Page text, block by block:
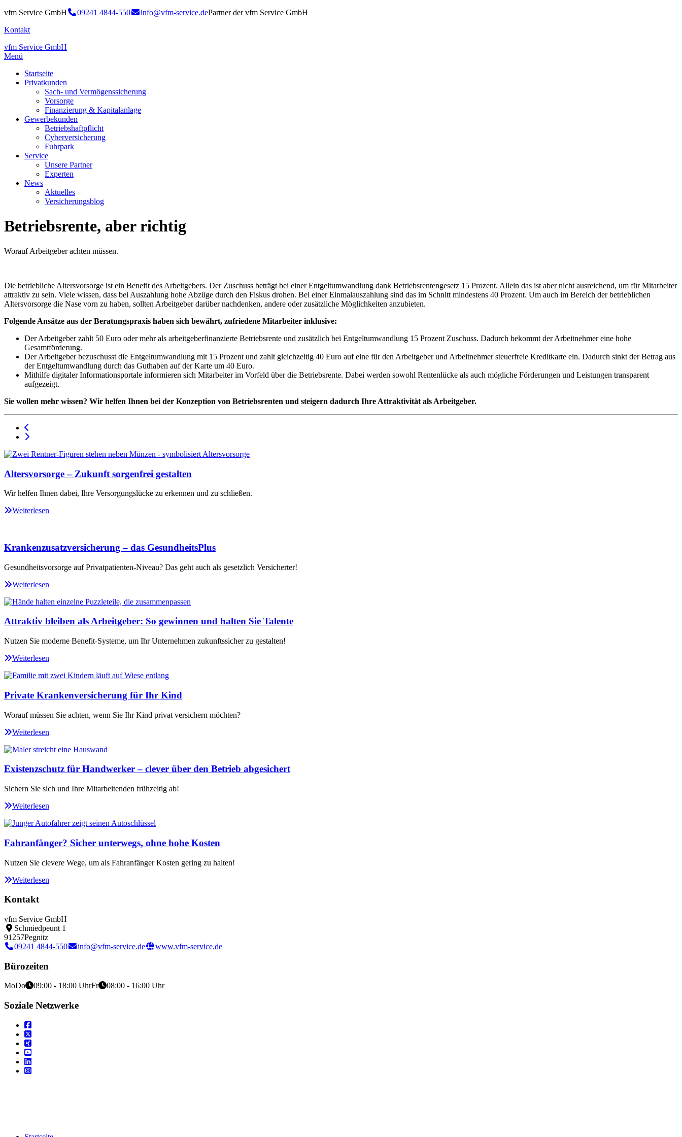
vfm Service GmbH 09241 4844-550 info@vfm-service.dePartner der vfm Service GmbH
Kontakt
vfm Service GmbH
Menü
Startseite
Privatkunden
Sach- und Vermögenssicherung
Vorsorge
Finanzierung & Kapitalanlage
Gewerbekunden
Betriebshaftpflicht
Cyberversicherung
Fuhrpark
Service
Unsere Partner
Experten
News
Aktuelles
Versicherungsblog
Betriebsrente, aber richtig
Worauf Arbeitgeber achten müssen.
Die betriebliche Altersvorsorge ist ein Benefit des Arbeitgebers. Der Zuschuss beträgt bei einer Entgeltumwandlung dank Betriebsrentengesetz 15 Prozent. Allein das ist aber nicht ausreichend, um für Mitarbeiter
attraktiv zu sein. Viele wissen, dass bei Auszahlung hohe Abzüge durch den Fiskus drohen. Bei einer Einmalauszahlung sind das im Schnitt mindestens 40 Prozent. Um auch im Bereich der betrieblichen
Altersvorsorge die Nase vorn zu haben, sollten Arbeitgeber darüber nachdenken, andere oder zusätzliche Möglichkeiten anzubieten.
Folgende Ansätze aus der Beratungspraxis haben sich bewährt, zufriedene Mitarbeiter inklusive:
Der Arbeitgeber zahlt 50 Euro oder mehr als arbeitgeberfinanzierte Betriebsrente und zusätzlich bei Entgeltumwandlung 15 Prozent Zuschuss. Dadurch bekommt der Arbeitnehmer eine hohe
Gesamtförderung.
Der Arbeitgeber bezuschusst die Entgeltumwandlung mit 15 Prozent und zahlt gleichzeitig 40 Euro auf eine für den Arbeitgeber und Arbeitnehmer steuerfreie Kreditkarte ein. Dadurch sinkt der Betrag aus
der Entgeltumwandlung durch das Guthaben auf der Karte um 40 Euro.
Mithilfe digitaler Informationsportale informieren sich Mitarbeiter im Vorfeld über die Betriebsrente. Dabei werden sowohl Rentenlücke als auch mögliche Förderungen und Leistungen transparent
aufgezeigt.
Sie wollen mehr wissen? Wir helfen Ihnen bei der Konzeption von Betriebsrenten und steigern dadurch Ihre Attraktivität als Arbeitgeber.
Altersvorsorge – Zukunft sorgenfrei gestalten
Wir helfen Ihnen dabei, Ihre Versorgungslücke zu erkennen und zu schließen.
Weiterlesen
Krankenzusatzversicherung – das GesundheitsPlus
Gesundheitsvorsorge auf Privatpatienten-Niveau? Das geht auch als gesetzlich Versicherter!
Weiterlesen
Attraktiv bleiben als Arbeitgeber: So gewinnen und halten Sie Talente
Nutzen Sie moderne Benefit-Systeme, um Ihr Unternehmen zukunftssicher zu gestalten!
Weiterlesen
Private Krankenversicherung für Ihr Kind
Worauf müssen Sie achten, wenn Sie Ihr Kind privat versichern möchten?
Weiterlesen
Existenzschutz für Handwerker – clever über den Betrieb abgesichert
Sichern Sie sich und Ihre Mitarbeitenden frühzeitig ab!
Weiterlesen
Fahranfänger? Sicher unterwegs, ohne hohe Kosten
Nutzen Sie clevere Wege, um als Fahranfänger Kosten gering zu halten!
Weiterlesen
Kontakt
vfm Service GmbH
Schmiedpeunt 1
91257Pegnitz
09241 4844-550
info@vfm-service.de www.vfm-service.de
Bürozeiten
MoDo 09:00 - 18:00 UhrFr 08:00 - 16:00 Uhr
Soziale Netzwerke